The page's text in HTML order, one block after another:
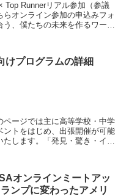
Runnerリアル参加（参議
オンライン参加の申込みフォ
、僕たちの未来を作るワーク
けプログラムの詳細
ージでは主に高等学校・中学
トをはじめ、出張開催が可能
します。「発見・驚き・イン
オンラインミートアッ
ンプに変わったアメリ